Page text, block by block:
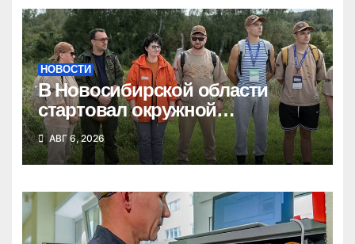
НОВОСТИ
В Новосибирской области
стартовал окружной
туристский слет молодежи
АВГ 6, 2026